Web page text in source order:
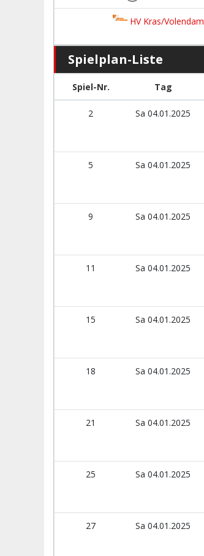
HV Kras/Volendam
Spielplan-Liste
Spiel-Nr. Tag
2 Sa 04.01.2025
5 Sa 04.01.2025
9 Sa 04.01.2025
11 Sa 04.01.2025
15 Sa 04.01.2025
18 Sa 04.01.2025
21 Sa 04.01.2025
25 Sa 04.01.2025
27 Sa 04.01.2025